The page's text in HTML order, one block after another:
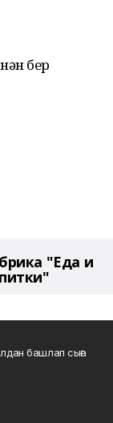
бер
"Еда и
башлап сыға